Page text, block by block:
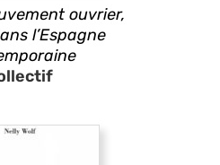
ouvrier,
l’Espagne